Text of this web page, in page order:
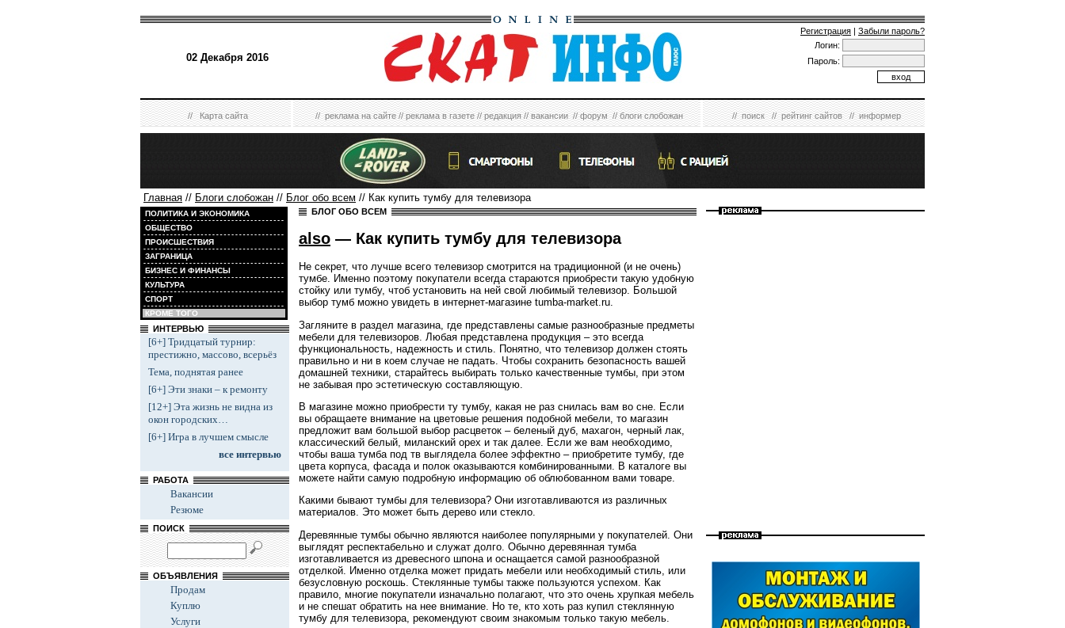
02 Декабря 2016
Регистрация | Забыли пароль?
Логин:
Пароль:
//Карта сайта //реклама на сайте//реклама в газете//редакция//вакансии//форум//блоги слобожан //поиск//рейтинг сайтов//информер
Главная // Блоги слобожан // Блог обо всем // Как купить тумбу для телевизора
ПОЛИТИКА И ЭКОНОМИКА
ОБЩЕСТВО
ПРОИСШЕСТВИЯ
ЗАГРАНИЦА
БИЗНЕС И ФИНАНСЫ
КУЛЬТУРА
СПОРТ
КРОМЕ ТОГО
ИНТЕРВЬЮ
[6+] Тридцатый турнир:
престижно, массово, всерьёз
Тема, поднятая ранее
[6+] Эти знаки – к ремонту
[12+] Эта жизнь не видна из
окон городских…
[6+] Игра в лучшем смысле
все интервью
РАБОТА
Вакансии
Резюме
ПОИСК
ОБЪЯВЛЕНИЯ
Продам
Куплю
Услуги
БЛОГ ОБО ВСЕМ
also — Как купить тумбу для телевизора
Не секрет, что лучше всего телевизор смотрится на традиционной (и не очень)
тумбе. Именно поэтому покупатели всегда стараются приобрести такую удобную
стойку или тумбу, чтоб установить на ней свой любимый телевизор. Большой
выбор тумб можно увидеть в интернет-магазине tumba-market.ru.
Загляните в раздел магазина, где представлены самые разнообразные предметы
мебели для телевизоров. Любая представлена продукция – это всегда
функциональность, надежность и стиль. Понятно, что телевизор должен стоять
правильно и ни в коем случае не падать. Чтобы сохранить безопасность вашей
домашней техники, старайтесь выбирать только качественные тумбы, при этом
не забывая про эстетическую составляющую.
В магазине можно приобрести ту тумбу, какая не раз снилась вам во сне. Если
вы обращаете внимание на цветовые решения подобной мебели, то магазин
предложит вам большой выбор расцветок – беленый дуб, махагон, черный лак,
классический белый, миланский орех и так далее. Если же вам необходимо,
чтобы ваша тумба под тв выглядела более эффектно – приобретите тумбу, где
цвета корпуса, фасада и полок оказываются комбинированными. В каталоге вы
можете найти самую подробную информацию об облюбованном вами товаре.
Какими бывают тумбы для телевизора? Они изготавливаются из различных
материалов. Это может быть дерево или стекло.
Деревянные тумбы обычно являются наиболее популярными у покупателей. Они
выглядят респектабельно и служат долго. Обычно деревянная тумба
изготавливается из древесного шпона и оснащается самой разнообразной
отделкой. Именно отделка может придать мебели или необходимый стиль, или
безусловную роскошь. Стеклянные тумбы также пользуются успехом. Как
правило, многие покупатели изначально полагают, что это очень хрупкая мебель
и не спешат обратить на нее внимание. Но те, кто хоть раз купил стеклянную
тумбу для телевизора, рекомендуют своим знакомым только такую мебель.